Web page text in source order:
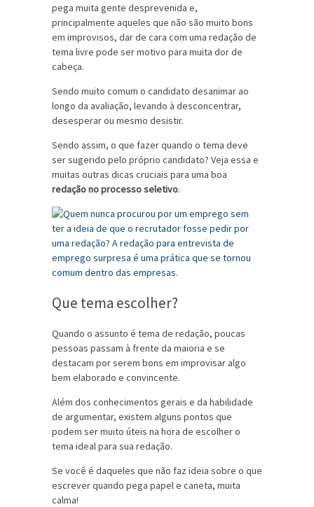
pega muita gente desprevenida e,
principalmente aqueles que não são muito bons
em improvisos, dar de cara com uma redação de
tema livre pode ser motivo para muita dor de
cabeça.
Sendo muito comum o candidato desanimar ao
longo da avaliação, levando à desconcentrar,
desesperar ou mesmo desistir.
Sendo assim, o que fazer quando o tema deve
ser sugerido pelo próprio candidato? Veja essa e
muitas outras dicas cruciais para uma boa
redação no processo seletivo.
Que tema escolher?
Quando o assunto é tema de redação, poucas
pessoas passam à frente da maioria e se
destacam por serem bons em improvisar algo
bem elaborado e convincente.
Além dos conhecimentos gerais e da habilidade
de argumentar, existem alguns pontos que
podem ser muito úteis na hora de escolher o
tema ideal para sua redação.
Se você é daqueles que não faz ideia sobre o que
escrever quando pega papel e caneta, muita
calma!